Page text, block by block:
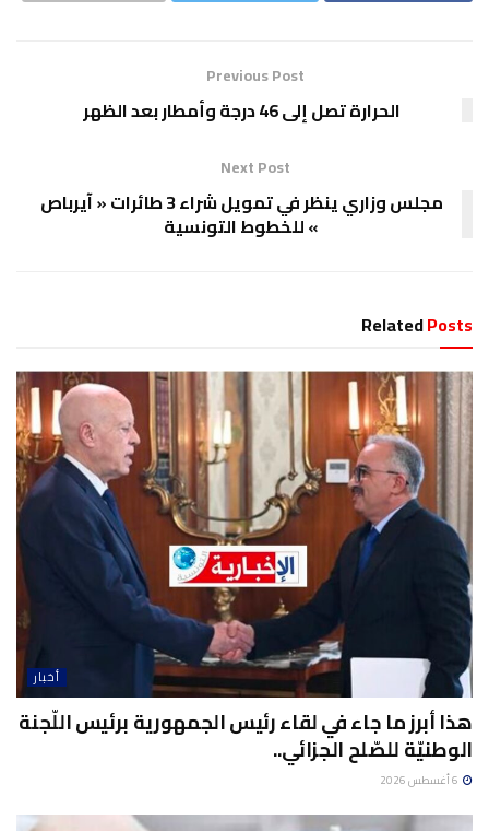
Previous Post
الحرارة تصل إلى 46 درجة وأمطار بعد الظهر
Next Post
مجلس وزاري ينظر في تمويل شراء 3 طائرات « آيرباص
» للخطوط التونسية
RelatedPosts
أخبار
هذا أبرز ما جاء في لقاء رئيس الجمهورية برئيس اللّجنة
الوطنيّة للصّلح الجزائي..